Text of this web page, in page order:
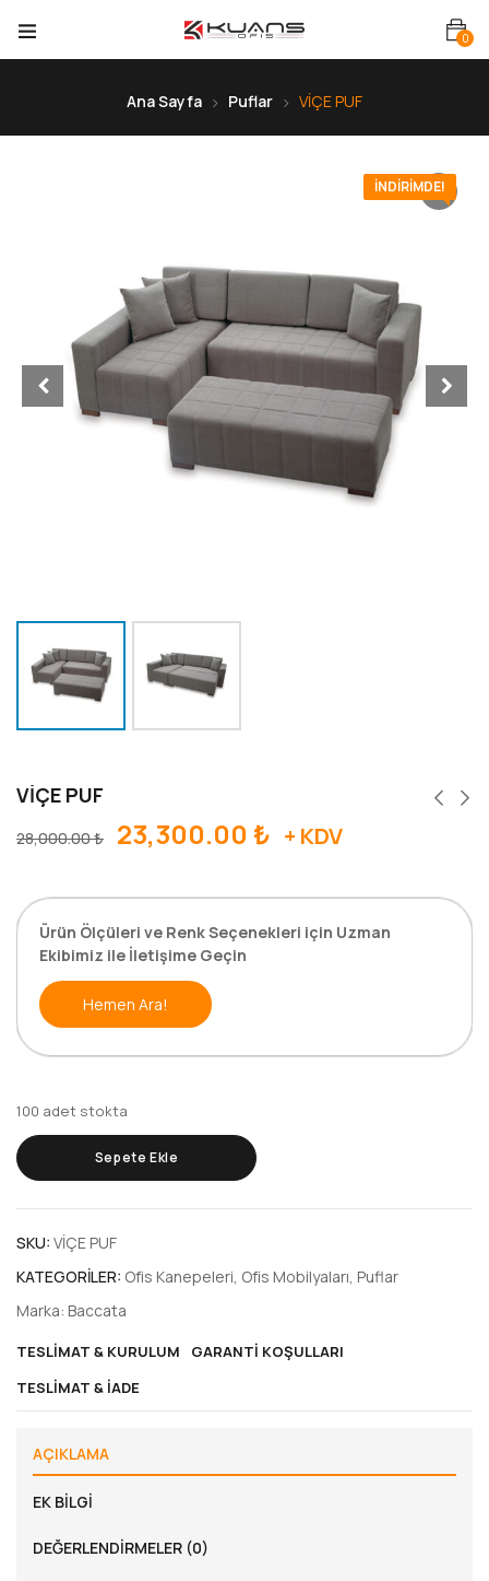
0
Ana Sayfa Puflar VİÇE PUF
İNDIRIMDE!
VİÇE PUF
28,000.00₺ 23,300.00 ₺ + KDV
Ürün Ölçüleri ve Renk Seçenekleri için Uzman
Ekibimiz ile İletişime Geçin
Hemen Ara!
100 adet stokta
Sepete Ekle
SKU: VİÇE PUF
KATEGORILER: Ofis Kanepeleri, Ofis Mobilyaları, Puflar
Marka: Baccata
TESLIMAT & KURULUM
GARANTI KOŞULLARI
TESLIMAT & İADE
AÇIKLAMA
EK BILGI
DEĞERLENDIRMELER (0)